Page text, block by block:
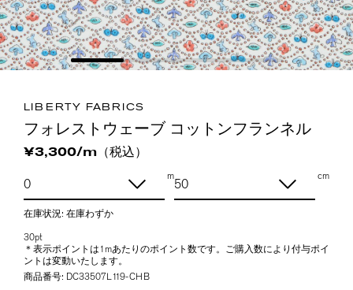
LIBERTY FABRICS
フォレストウェーブ コットンフランネル
¥3,300/m（税込）
m cm
在庫状況: 在庫わずか
30pt
＊表示ポイントは1mあたりのポイント数です。ご購入数により付与ポイ
ントは変動いたします。
商品番号: DC33507L119-CHB